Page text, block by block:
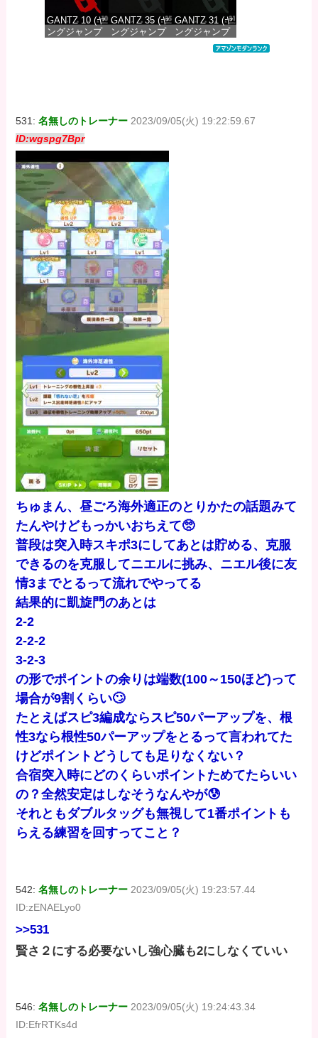
GANTZ 10 (ヤ
ングジャンプ
GANTZ 35 (ヤ
ングジャンプ
GANTZ 31 (ヤ
ングジャンプ
コミックス
531:名無しのトレーナー 2023/09/05(火) 19:22:59.67
ID:wgspg7Bpr
ちゅまん、昼ごろ海外適正のとりかたの話題みて
たんやけどもっかいおちえて🥺
普段は突入時スキポ3にしてあとは貯める、克服
できるのを克服してニエルに挑み、ニエル後に友
情3までとるって流れでやってる
結果的に凱旋門のあとは
2-2
2-2-2
3-2-3
の形でポイントの余りは端数(100～150ほど)って
場合が9割くらい🙄
たとえばスピ3編成ならスピ50パーアップを、根
性3なら根性50パーアップをとるって言われてた
けどポイントどうしても足りなくない？
合宿突入時にどのくらいポイントためてたらいい
の？全然安定はしなそうなんやが😰
それともダブルタッグも無視して1番ポイントも
らえる練習を回すってこと？
542:名無しのトレーナー 2023/09/05(火) 19:23:57.44
ID:zENAELyo0
>>531
賢さ２にする必要ないし強心臓も2にしなくていい
546:名無しのトレーナー 2023/09/05(火) 19:24:43.34
ID:EfrRTKs4d